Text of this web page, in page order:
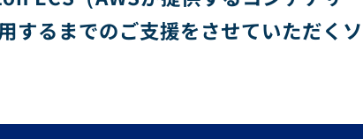
するまでのご支援をさせていただくソ